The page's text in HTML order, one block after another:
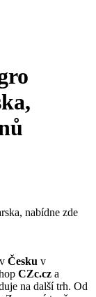
Česku v
CZc.cz a
na další trh. Od